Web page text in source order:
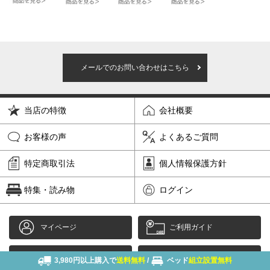
メールでのお問い合わせはこちら
当店の特徴 会社概要
お客様の声 よくあるご質問
特定商取引法 個人情報保護方針
特集・読み物 ログイン
マイページ ご利用ガイド
カタログ請求 ベッド
3,980円以上購入で送料無料 / ベッド組立設置無料